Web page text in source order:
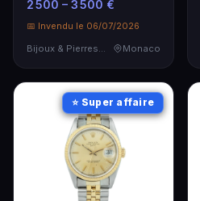
intemporelle
2 500 – 3 500 €
📅 Invendu le 06/07/2026
Monaco
⭐ Super affaire